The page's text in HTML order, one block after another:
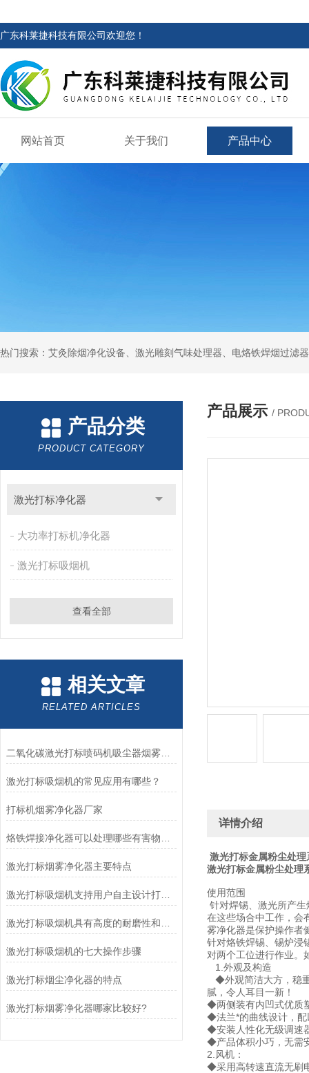
广东科莱捷科技有限公司欢迎您！
网站首页 关于我们 产品中心
产品分类
PRODUCT CATEGORY
激光打标净化器
大功率打标机净化器
激光打标吸烟机
查看全部
相关文章
RELATED ARTICLES
二氧化碳激光打标喷码机吸尘器烟雾除味机
激光打标吸烟机的常见应用有哪些？
打标机烟雾净化器厂家
激光打标烟雾净化器主要特点
激光打标吸烟机支持用户自主设计打标内容
激光打标吸烟机的七大操作步骤
激光打标烟尘净化器的特点
激光打标烟雾净化器哪家比较好?
产品展示 /
详情介绍
激光打标金属粉尘处
激光打标金属粉尘处理
使用范围
针对焊锡、激光所产
在这些场合中工作，会
雾净化器是保护操作者
针对烙铁焊锡、锡炉浸
对两个工位进行作业。
1.外观及构造
◆外观简洁大方，稳
腻，令人耳目一新！
◆两侧装有内凹式优质
◆法兰*的曲线设计，配
◆安装人性化无级调速
◆产品体积小巧，无需
2.风机：
◆采用高转速直流无刷